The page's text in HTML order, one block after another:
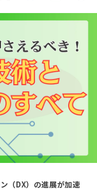
（DX）の進展が加速